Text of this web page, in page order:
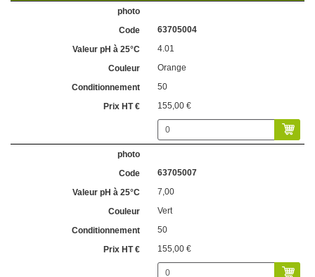
63705004
4.01
Orange
50
155,00 €
63705007
7,00
Vert
50
155,00 €